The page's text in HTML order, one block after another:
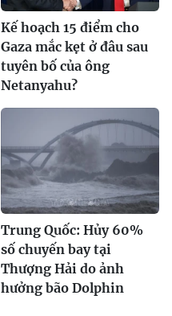
Kế hoạch 15 điểm cho
Gaza mắc kẹt ở đâu sau
tuyên bố của ông
Netanyahu?
Trung Quốc: Hủy 60%
số chuyến bay tại
Thượng Hải do ảnh
hưởng bão Dolphin